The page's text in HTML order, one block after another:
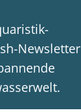
Newsletter